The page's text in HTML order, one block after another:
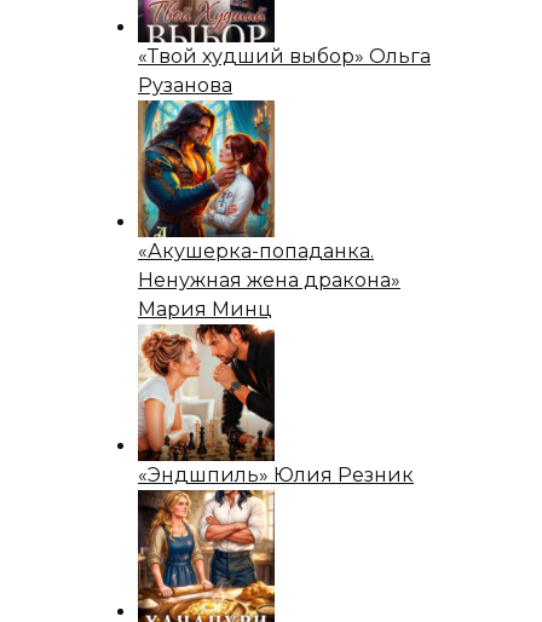
«Твой худший выбор» Ольга
Рузанова
«Акушерка-попаданка.
Ненужная жена дракона»
Мария Минц
«Эндшпиль» Юлия Резник